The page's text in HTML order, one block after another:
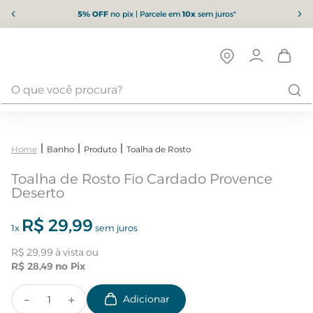
5% OFFno pix | Parcele em10xsem juros*
Banho Produto Toalha de Rosto
Toalha de Rosto Fio Cardado Provence
Deserto
1x R$ 29,99 sem juros
R$ 29,99
R$ 28,49
＋
－